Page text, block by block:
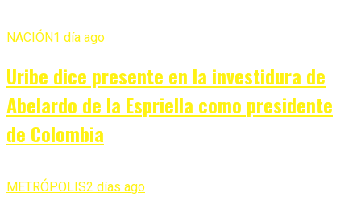
NACIÓN1 día ago
Uribe dice presente en la investidura de
Abelardo de la Espriella como presidente
de Colombia
METRÓPOLIS2 días ago